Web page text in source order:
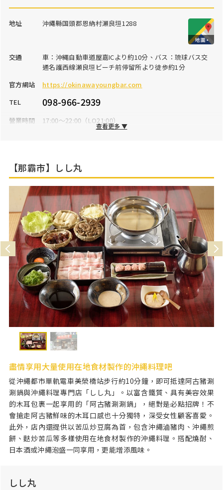
地址 沖繩縣国頭郡恩納村瀬良垣1288
交通
車：沖縄自動車道屋嘉ICより約10分、バス：琉球バス交
通名護西線瀬良垣ビーチ前停留所より徒歩約1分
官方網站
https://okinawayoungbar.com
TEL
098-966-2939
營業時間
17:00～22:00（LO21:00）
查看更多 ▼
【那霸市】しし丸
盡情享用大量使用在地食材製作的沖繩料理吧
從沖繩都市單軌電車美榮橋站步行約10分鐘，即可抵達阿古豬涮
涮鍋與沖繩料理專門店「しし丸」。以富含鐵質、具有美容效果
的木耳包裹一起享用的「阿古豬涮涮鍋」，絕對是必點招牌！不
會搶走阿古豬鮮味的木耳口感也十分獨特，深受女性顧客喜愛。
此外，店內還提供以苦瓜炒豆腐為首，包含沖繩滷豬肉、沖繩煎
餅、麩炒苦瓜等多樣使用在地食材製作的沖繩料理。搭配燒酎、
日本酒或沖繩泡盛一同享用，更能增添風味。
しし丸